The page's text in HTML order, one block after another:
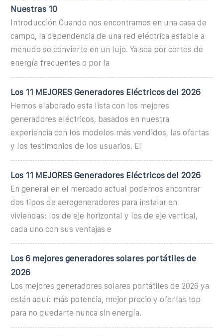
Nuestras 10
Introducción Cuando nos encontramos en una casa de
campo, la dependencia de una red eléctrica estable a
menudo se convierte en un lujo. Ya sea por cortes de
energía frecuentes o por la
Los 11 MEJORES Generadores Eléctricos del 2026
Hemos elaborado esta lista con los mejores
generadores eléctricos, basados en nuestra
experiencia con los modelos más vendidos, las ofertas
y los testimonios de los usuarios. El
Los 11 MEJORES Generadores Eléctricos del 2026
En general en el mercado actual podemos encontrar
dos tipos de aerogeneradores para instalar en
viviendas: los de eje horizontal y los de eje vertical,
cada uno con sus ventajas e
Los 6 mejores generadores solares portátiles de
2026
Los mejores generadores solares portátiles de 2026 ya
están aquí: más potencia, mejor precio y ofertas top
para no quedarte nunca sin energía.